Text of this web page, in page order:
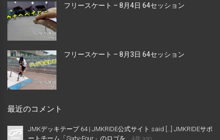
フリースケート – 8月4日 64セッション
フリースケート – 8月3日 64セッション
最近のコメント
JMKデッキテープ 64 | JMKRIDE公式サイト said […] JMKRIDEサポ
ートチーム「Sixty-Four」のロゴを...
4年 ago